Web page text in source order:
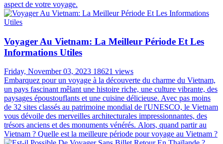
aspect de votre voyage.
Voyager Au Vietnam: La Meilleur Période Et Les
Informations Utiles
Friday, November 03, 2023 18621 views
Embarquez pour un voyage à la découverte du charme du Vietnam,
un pays fascinant mêlant une histoire riche, une culture vibrante, des
paysages époustouflants et une cuisine délicieuse. Avec pas moins
de 32 sites classés au patrimoine mondial de l'UNESCO, le Vietnam
vous dévoile des merveilles architecturales impressionnantes, des
trésors anciens et des monuments vénérés. Alors, quand partir au
Vietnam ? Quelle est la meilleure période pour voyage au Vietnam ?